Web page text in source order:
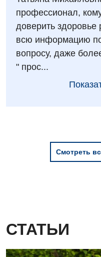
Детская
Детская неврология
Детская
Детская хирургия
Детская
профессионал,
доверить
всю информацию
вопросу, даже
" прос...
Смотреть
СТАТЬИ